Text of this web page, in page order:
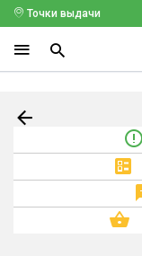
Точки выдачи